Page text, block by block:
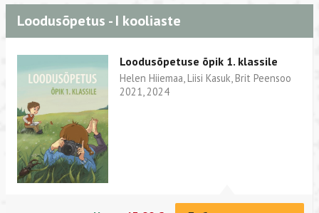
Loodusõpetus - I kooliaste
Loodusõpetuse õpik 1. klassile
Helen Hiiemaa, Liisi Kasuk, Brit Peensoo
2021, 2024